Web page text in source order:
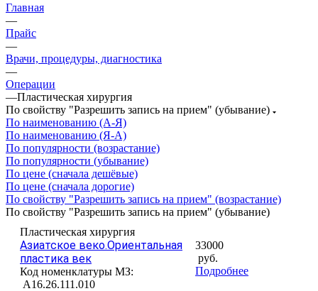
Главная
—
Прайс
—
Врачи, процедуры, диагностика
—
Операции
—Пластическая хирургия
По свойству "Разрешить запись на прием" (убывание)
По наименованию (А-Я)
По наименованию (Я-А)
По популярности (возрастание)
По популярности (убывание)
По цене (сначала дешёвые)
По цене (сначала дорогие)
По свойству "Разрешить запись на прием" (возрастание)
По свойству "Разрешить запись на прием" (убывание)
Пластическая хирургия
Азиатское веко.Ориентальная
пластика век
Код номенклатуры МЗ:
A16.26.111.010
33000
руб.
Подробнее